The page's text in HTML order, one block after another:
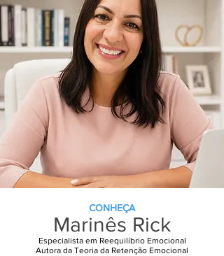
CONHEÇA
Marinês Rick
Especialista em Reequilíbrio Emocional
Autora da Teoria da Retenção Emocional